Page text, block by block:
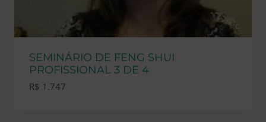
SEMINÁRIO DE FENG SHUI
PROFISSIONAL 3 DE 4
R$ 1.747